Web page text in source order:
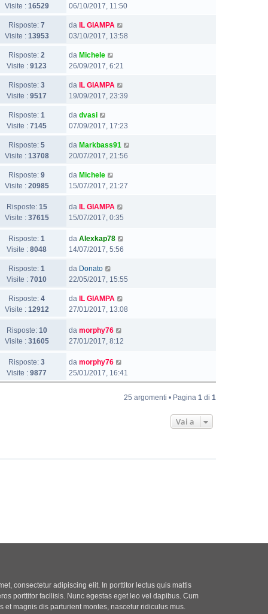
Visite : 16529
06/10/2017, 11:50
Risposte: 7
Visite : 13953
da IL GIAMPA
03/10/2017, 13:58
Risposte: 2
Visite : 9123
da Michele
26/09/2017, 6:21
Risposte: 3
Visite : 9517
da IL GIAMPA
19/09/2017, 23:39
Risposte: 1
Visite : 7145
da dvasi
07/09/2017, 17:23
Risposte: 5
Visite : 13708
da Markbass91
20/07/2017, 21:56
Risposte: 9
Visite : 20985
da Michele
15/07/2017, 21:27
Risposte: 15
Visite : 37615
da IL GIAMPA
15/07/2017, 0:35
Risposte: 1
Visite : 8048
da Alexkap78
14/07/2017, 5:56
Risposte: 1
Visite : 7010
da Donato
22/05/2017, 15:55
Risposte: 4
Visite : 12912
da IL GIAMPA
27/01/2017, 13:08
Risposte: 10
Visite : 31605
da morphy76
27/01/2017, 8:12
Risposte: 3
Visite : 9877
da morphy76
25/01/2017, 16:41
25 argomenti • Pagina 1 di 1
Vai a
consectetur adipiscing elit. In porttitor lectus quis mattis
porttitor facilisis. Nunc egestas eget leo vel dapibus. Cum
et magnis dis parturient montes, nascetur ridiculus mus.